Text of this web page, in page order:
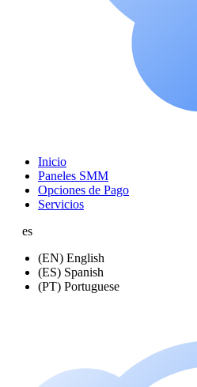
Inicio
Paneles SMM
Opciones de Pago
Servicios
es
(EN) English
(ES) Spanish
(PT) Portuguese